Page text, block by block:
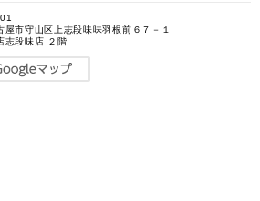
屋市守山区上志段味味羽根前６７－１
志段味店 ２階